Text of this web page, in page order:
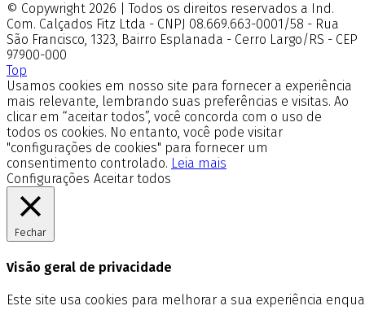
© Copywright 2026 | Todos os direitos reservados a Ind.
Com. Calçados Fitz Ltda - CNPJ 08.669.663-0001/58 - Rua
São Francisco, 1323, Bairro Esplanada - Cerro Largo/RS - CEP
97900-000
Top
Usamos cookies em nosso site para fornecer a experiência
mais relevante, lembrando suas preferências e visitas. Ao
clicar em “aceitar todos”, você concorda com o uso de
todos os cookies. No entanto, você pode visitar
"configurações de cookies" para fornecer um
consentimento controlado. Leia mais
Configurações Aceitar todos
Fechar
Visão geral de privacidade
Este site usa cookies para melhorar a sua experiência